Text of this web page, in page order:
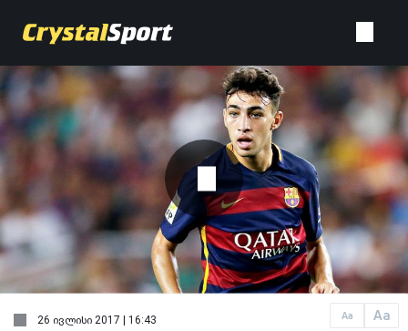
Aa Aa
26 ივლისი 2017 | 16:43